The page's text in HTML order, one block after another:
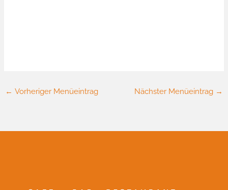
← Vorheriger Menüeintrag Nächster Menüeintrag →